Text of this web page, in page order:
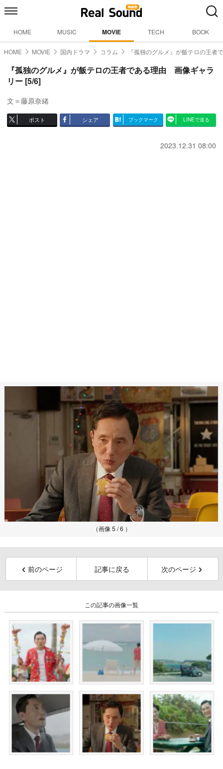
HOME MUSIC MOVIE TECH BOOK
HOME MOVIE 国内ドラマ コラム 『孤独のグルメ』が飯テロの王者
『孤独のグルメ』が飯テロの王者である理由 画像ギャラ
リー [5/6]
文＝藤原奈緒
ポスト シェア ブックマーク LINEで送る
2023.12.31 08:00
（画像 5 / 6 ）
前のページ 記事に戻る 次のページ
この記事の画像一覧